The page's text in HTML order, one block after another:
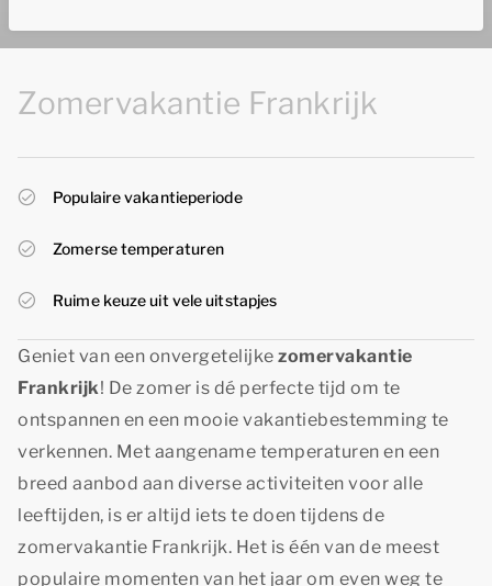
Zomervakantie Frankrijk
Populaire vakantieperiode
Zomerse temperaturen
Ruime keuze uit vele uitstapjes
Geniet van een onvergetelijke zomervakantie
Frankrijk! De zomer is dé perfecte tijd om te
ontspannen en een mooie vakantiebestemming te
verkennen. Met aangename temperaturen en een
breed aanbod aan diverse activiteiten voor alle
leeftijden, is er altijd iets te doen tijdens de
zomervakantie Frankrijk. Het is één van de meest
populaire momenten van het jaar om even weg te